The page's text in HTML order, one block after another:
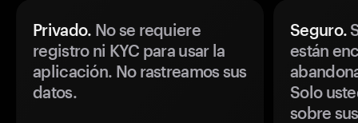
Privado. No se requiere
registro ni KYC para usar la
aplicación. No rastreamos sus
datos.
Seguro.
están
Solo
sobre